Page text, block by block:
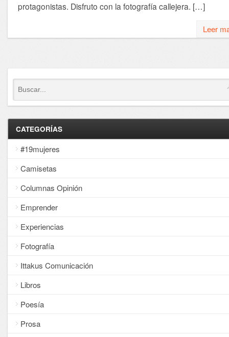
protagonistas. Disfruto con la fotografía callejera. […]
Leer
CATEGORÍAS
#19mujeres
Camisetas
Columnas Opinión
Emprender
Experiencias
Fotografía
Ittakus Comunicación
Libros
Poesía
Prosa